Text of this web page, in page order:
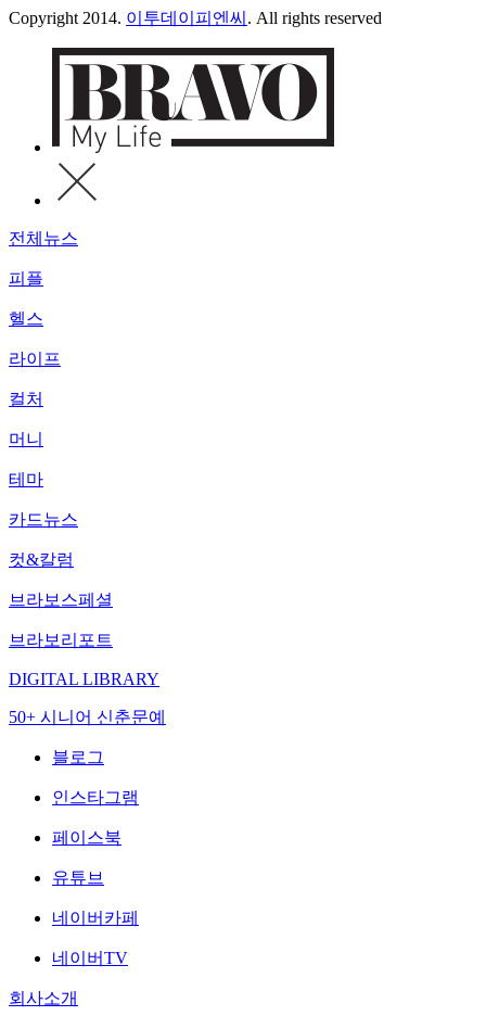
Copyright 2014. 이투데이피엔씨 . All rights reserved
전체뉴스
피플
헬스
라이프
컬처
머니
테마
카드뉴스
컷&칼럼
브라보스페셜
브라보리포트
DIGITAL LIBRARY
50+ 시니어 신춘문예
블로그
인스타그램
페이스북
유튜브
네이버카페
네이버TV
회사소개